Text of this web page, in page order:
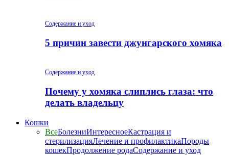
Содержание и уход
5 причин завести джунгарского хомяка
Содержание и уход
Почему у хомяка слиплись глаза: что
делать владельцу
Кошки
ВсеБолезниИнтересноеКастрация и
стерилизацияЛечение и профилактикаПороды
кошекПродолжение родаСодержание и уход